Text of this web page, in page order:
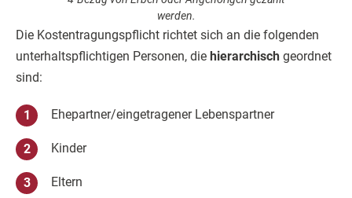
werden.
Die Kostentragungspflicht richtet sich an die folgenden
unterhaltspflichtigen Personen, die hierarchisch geordnet
sind:
Ehepartner/eingetragener Lebenspartner
Kinder
Eltern